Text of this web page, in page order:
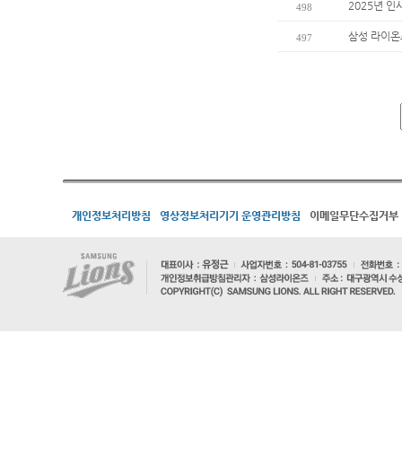
498 2025년 인
497 삼성 라이
개인정보처리방침 영상정보처리기기 운영관리방침 이메일무단수집거부